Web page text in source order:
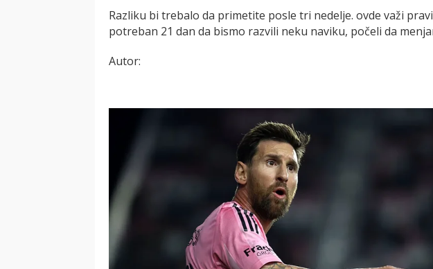
Razliku bi trebalo da primetite posle tri nedelje. ovde važi
potreban 21 dan da bismo razvili neku naviku, počeli da
Autor: